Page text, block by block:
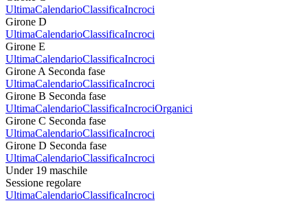
UltimaCalendarioClassificaIncroci
Girone D
UltimaCalendarioClassificaIncroci
Girone E
UltimaCalendarioClassificaIncroci
Girone A Seconda fase
UltimaCalendarioClassificaIncroci
Girone B Seconda fase
UltimaCalendarioClassificaIncrociOrganici
Girone C Seconda fase
UltimaCalendarioClassificaIncroci
Girone D Seconda fase
UltimaCalendarioClassificaIncroci
Under 19 maschile
Sessione regolare
UltimaCalendarioClassificaIncroci